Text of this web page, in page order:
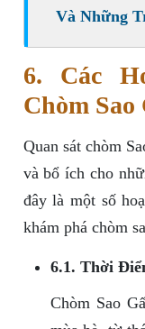
Và Những
6. Các
Chòm
Quan sát chòm
và bổ ích cho
đây là một số
khám phá chòm
6.1. Thời
Chòm Sao